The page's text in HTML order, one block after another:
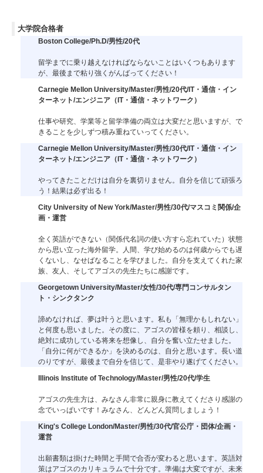
大学院合格者
Boston College/Ph.D/男性/20代
留学までに乗り越えなければならないことはいくつもあります
が、最後まで粘り強くがんばってください！
Carnegie Mellon University/Master/男性/20代/IT・通信・イン
ターネット/エンジニア（IT・通信・ネットワーク）
仕事や研究、学業等と留学準備の両立は大変だと思いますが、で
きることを少しずつ積み重ねていってください。
Carnegie Mellon University/Master/男性/30代/IT・通信・イン
ターネット/エンジニア（IT・通信・ネットワーク）
やってきたことだけは自分を裏切りません。自分を信じて頑張ろ
う！結果は必ず出る！
City University of New York/Master/男性/30代/マスコミ関係/企
画・運営
全く英語ができない（関係代名詞の使い方すら忘れていた）状態
から思い立った海外留学。人間、学び始めるのは何歳からでも遅
くないし、なせばなることを学びました。自分を支えてくれた家
族、友人、そしてアゴスの先生たちに感謝です。
Georgetown University/Master/女性/30代/専門コンサルタン
ト・シンクタンク
諦めなければ、夢は叶うと思います。私も「無理かもしれない」
と何度も思いました。その度に、アゴスの皆様を頼り、相談し、
絶対に成功している将来を想像し、自分を奮い立たせました。
「自分に何ができるか」を決めるのは、自分と思います。長い道
のりですが、最後まで自分を信じて、是非やり遂げてください。
Illinois Institute of Technology/Master/男性/20代/学生
アゴスの先生方は、みなさん非常に親身に教えてくださり感謝の
念でいっぱいです！みなさん、どんどん質問しましょう！
King's College London/Master/男性/30代/官公庁・団体/企画・
運営
出願書類は掛けた時間と手間で合否が変わると思います。英語対
策はアゴスのカリキュラムで十分です。準備は大変ですが、未来